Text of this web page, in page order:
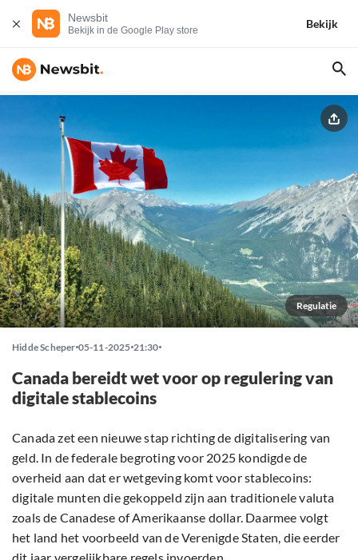
Newsbit
Bekijk in de Google Play store
Bekijk
Regulatie
Hidde Scheper 05-11-2025 21:30
Canada bereidt wet voor op regulering van
digitale stablecoins
Canada zet een nieuwe stap richting de digitalisering van
geld. In de federale begroting voor 2025 kondigde de
overheid aan dat er wetgeving komt voor stablecoins:
digitale munten die gekoppeld zijn aan traditionele valuta
zoals de Canadese of Amerikaanse dollar. Daarmee volgt
het land het voorbeeld van de Verenigde Staten, die eerder